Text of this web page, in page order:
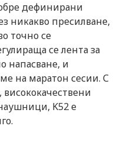
дефинирани
никакво пресилване,
точно се
се лента за
напасване, и
на маратон сесии. С
K52 е